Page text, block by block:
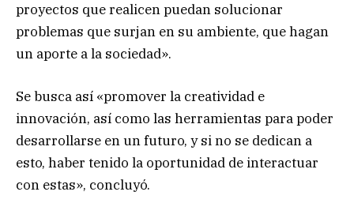
proyectos que realicen puedan solucionar
problemas que surjan en su ambiente, que hagan
un aporte a la sociedad».
Se busca así «promover la creatividad e
innovación, así como las herramientas para poder
desarrollarse en un futuro, y si no se dedican a
esto, haber tenido la oportunidad de interactuar
con estas», concluyó.